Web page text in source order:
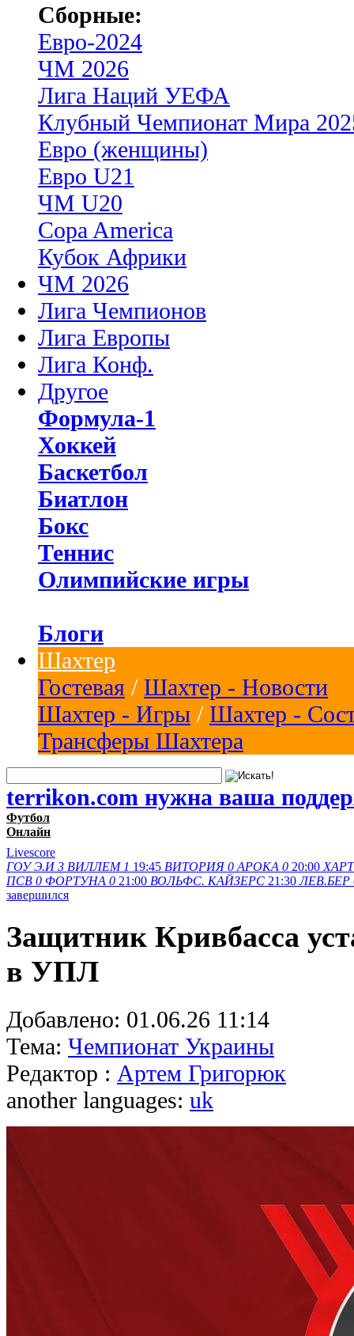
Сборные:
Евро-2024
ЧМ 2026
Лига Наций УЕФА
Клубный Чемпионат Мира
Евро (женщины)
Евро U21
ЧМ U20
Copa America
Кубок Африки
ЧМ 2026
Лига Чемпионов
Лига Европы
Лига Конф.
Другое
Формула-1
Хоккей
Баскетбол
Биатлон
Бокс
Теннис
Олимпийские игры
Блоги
Шахтер
Гостевая / Шахтер - Новости
Шахтер - Игры / Шахтер -
Трансферы Шахтера
terrikon.com нужна ваша
Футбол
Онлайн
Livescore
ГОУ Э.И 3 ВИЛЛЕМ 1 19:45 ВИТОРИЯ 0 АРОКА 0 20:00
ПСВ 0 ФОРТУНА 0 21:00 ВОЛЬФС. КАЙЗЕРС 21:30 ЛЕВ.БЕР
завершился
Защитник Кривбасса
в УПЛ
Добавлено: 01.06.26 11:14
Тема: Чемпионат Украины
Редактор : Артем Григорюк
another languages: uk